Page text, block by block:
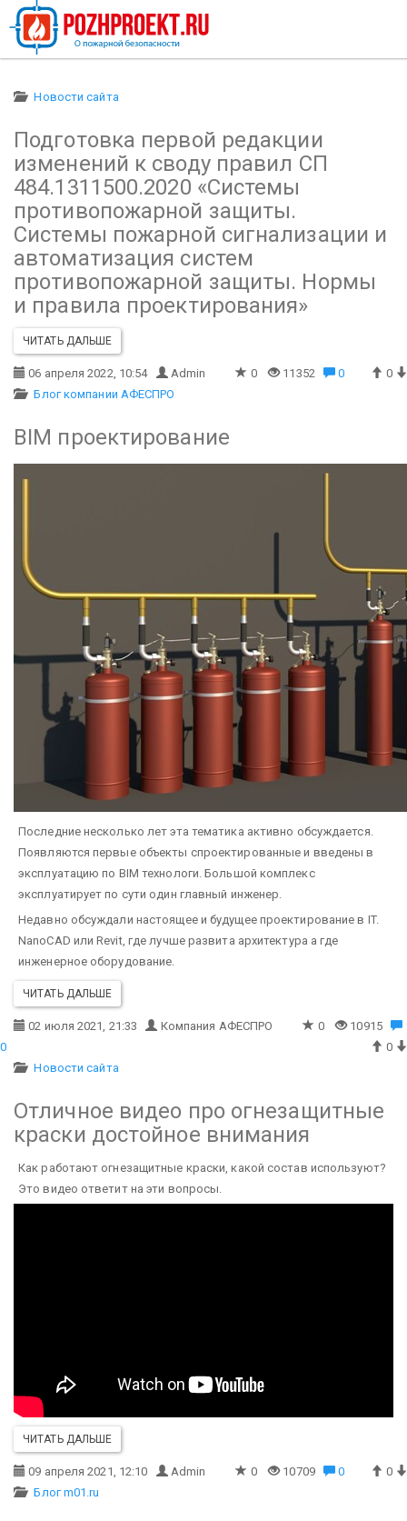
Новости сайта
Подготовка первой редакции
изменений к своду правил СП
484.1311500.2020 «Системы
противопожарной защиты.
Системы пожарной сигнализации и
автоматизация систем
противопожарной защиты. Нормы
и правила проектирования»
ЧИТАТЬ ДАЛЬШЕ
06 апреля 2022, 10:54 Admin 0 11352 0
0
Блог компании АФЕСПРО
BIM проектирование
Последние несколько лет эта тематика активно обсуждается.
Появляются первые объекты спроектированные и введены в
эксплуатацию по BIM технологи. Большой комплекс
эксплуатирует по сути один главный инженер.
Недавно обсуждали настоящее и будущее проектирование в IT.
NanoCAD или Revit, где лучше развита архитектура а где
инженерное оборудование.
ЧИТАТЬ ДАЛЬШЕ
02 июля 2021, 21:33 Компания АФЕСПРО 0
10915
0
0
Новости сайта
Отличное видео про огнезащитные
краски достойное внимания
Как работают огнезащитные краски, какой состав используют?
Это видео ответит на эти вопросы.
ЧИТАТЬ ДАЛЬШЕ
09 апреля 2021, 12:10 Admin 0 10709 0
0
Блог m01.ru